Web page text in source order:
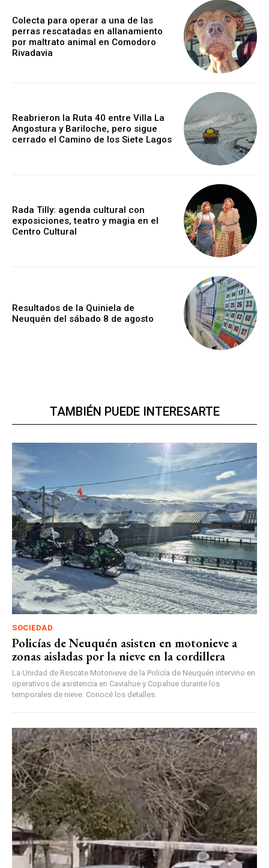
Colecta para operar a una de las
perras rescatadas en allanamiento
por maltrato animal en Comodoro
Rivadavia
Reabrieron la Ruta 40 entre Villa La
Angostura y Bariloche, pero sigue
cerrado el Camino de los Siete Lagos
Rada Tilly: agenda cultural con
exposiciones, teatro y magia en el
Centro Cultural
Resultados de la Quiniela de
Neuquén del sábado 8 de agosto
TAMBIÉN PUEDE INTERESARTE
SOCIEDAD
Policías de Neuquén asisten en motonieve a
zonas aisladas por la nieve en la cordillera
La Unidad de Rescate Motonieve de la Policía de Neuquén intervino en
operativos de asistencia en Caviahue y Copahue durante los
temporales de nieve. Conocé los detalles.